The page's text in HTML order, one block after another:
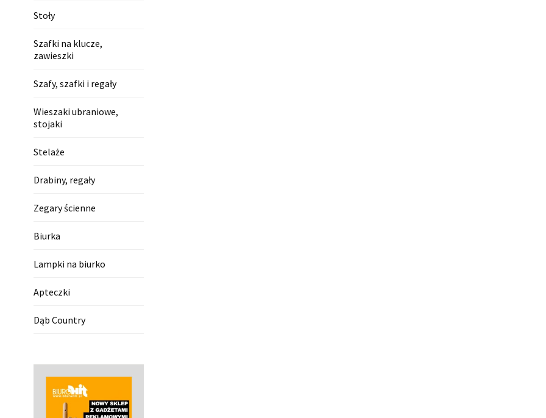
Stoły
Szafki na klucze,
zawieszki
Szafy, szafki i regały
Wieszaki ubraniowe,
stojaki
Stelaże
Drabiny, regały
Zegary ścienne
Biurka
Lampki na biurko
Apteczki
Dąb Country